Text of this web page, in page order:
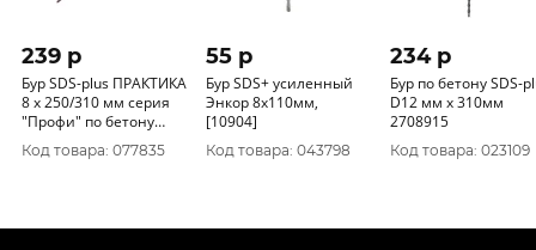
239 p
Бур SDS-plus ПРАКТИКА
8 х 250/310 мм серия
"Профи" по бетону
031-808
Код товара: 077835
55 p
Бур SDS+ усиленный
Энкор 8x110мм,
[10904]
Код товара: 043798
234 p
Бур по бетону SDS-
D12 мм x 310мм
2708915
Код товара: 023109